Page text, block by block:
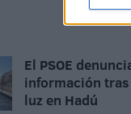
El PSOE
información
luz en Hadú